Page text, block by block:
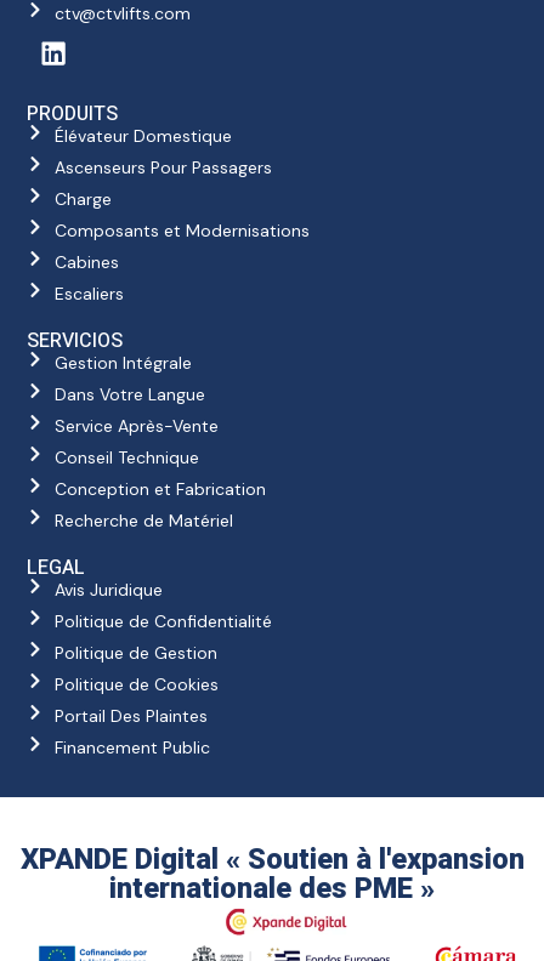
ctv@ctvlifts.com
PRODUITS
Élévateur Domestique
Ascenseurs Pour Passagers
Charge
Composants et Modernisations
Cabines
Escaliers
SERVICIOS
Gestion Intégrale
Dans Votre Langue
Service Après-Vente
Conseil Technique
Conception et Fabrication
Recherche de Matériel
LEGAL
Avis Juridique
Politique de Confidentialité
Politique de Gestion
Politique de Cookies
Portail Des Plaintes
Financement Public
XPANDE Digital « Soutien à l'expansion
internationale des PME »